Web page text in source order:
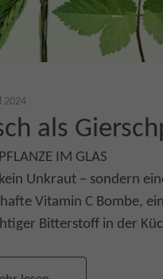
2024
als
IM GLAS
Unkraut – sondern
Vitamin C Bombe,
Bitterstoff in der